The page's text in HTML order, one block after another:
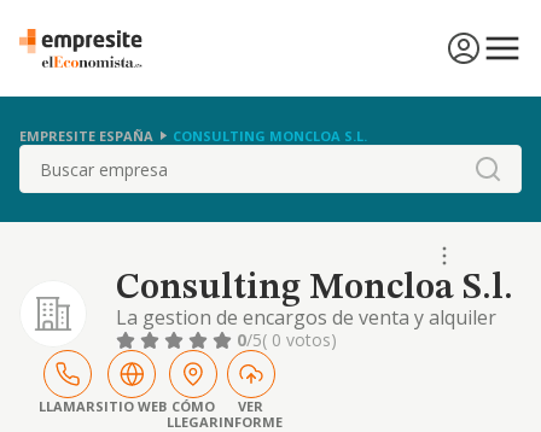
EMPRESITE ESPAÑA CONSULTING MONCLOA S.L.
Buscar
Consulting Moncloa S.l.
La gestion de encargos de venta y alquiler
inmobiliaria, asi como la intermediacion en el
sector inmobiliario. etc.
0/5( 0 votos)
LLAMARSITIO WEB CÓMO
LLEGAR
VER
INFORME